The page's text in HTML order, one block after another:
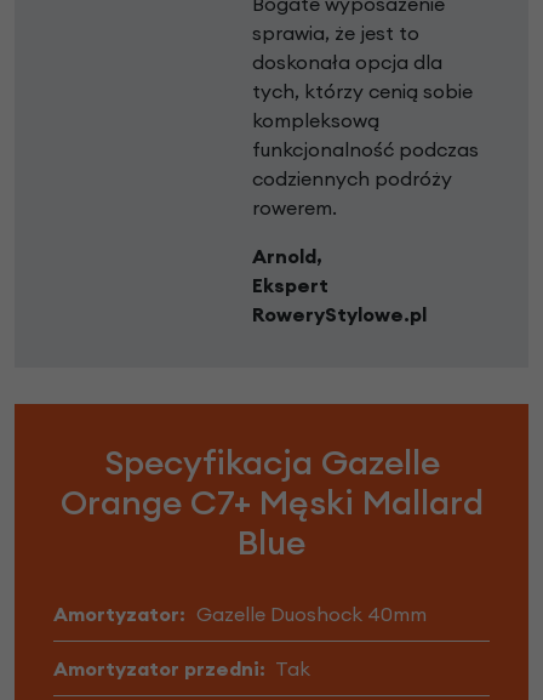
sprawia, że jest to
doskonała opcja dla
tych, którzy cenią sobie
kompleksową
funkcjonalność podczas
codziennych podróży
rowerem.
Arnold,
Ekspert
RoweryStylowe.pl
Specyfikacja Gazelle
Orange C7+ Męski Mallard
Blue
Amortyzator: Gazelle Duoshock 40mm
Amortyzator przedni: Tak